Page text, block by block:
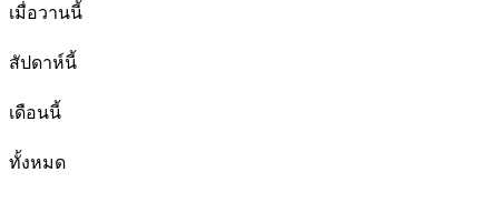
เมื่อวานนี้
สัปดาห์นี้
เดือนนี้
ทั้งหมด